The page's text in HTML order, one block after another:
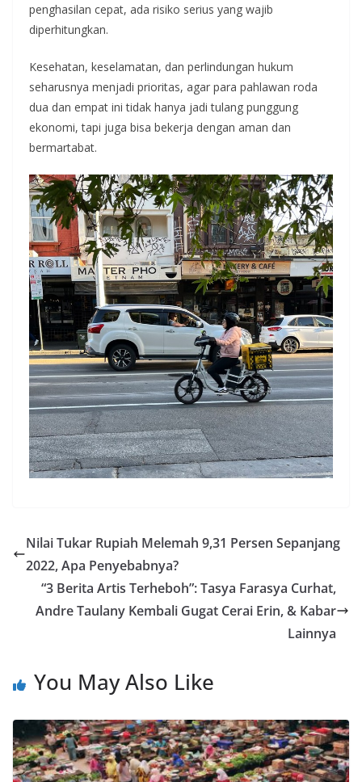
penghasilan cepat, ada risiko serius yang wajib
diperhitungkan.
Kesehatan, keselamatan, dan perlindungan hukum
seharusnya menjadi prioritas, agar para pahlawan roda
dua dan empat ini tidak hanya jadi tulang punggung
ekonomi, tapi juga bisa bekerja dengan aman dan
bermartabat.
Nilai Tukar Rupiah Melemah 9,31 Persen Sepanjang
2022, Apa Penyebabnya?
“3 Berita Artis Terheboh”: Tasya Farasya Curhat,
Andre Taulany Kembali Gugat Cerai Erin, & Kabar
Lainnya
You May Also Like